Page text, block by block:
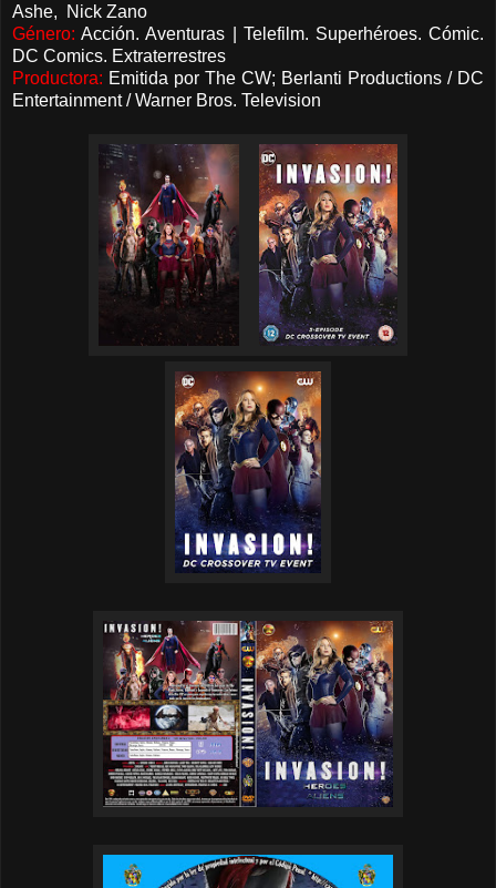
Ashe, Nick Zano
Género: Acción. Aventuras | Telefilm. Superhéroes. Cómic.
DC Comics. Extraterrestres
Productora: Emitida por The CW; Berlanti Productions / DC
Entertainment / Warner Bros. Television